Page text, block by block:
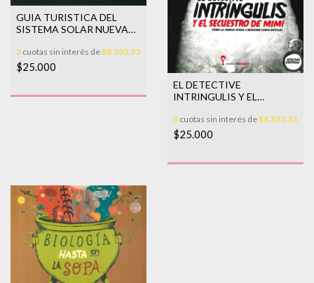
GUIA TURISTICA DEL
SISTEMA SOLAR NUEVA
3 cuotas sin interés de$8.333,33
$25.000
EL DETECTIVE
INTRINGULIS Y EL
3 cuotas sin interés de$8.333,33
$25.000